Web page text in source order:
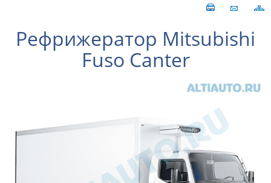
Рефрижератор Mitsubishi
Fuso Canter